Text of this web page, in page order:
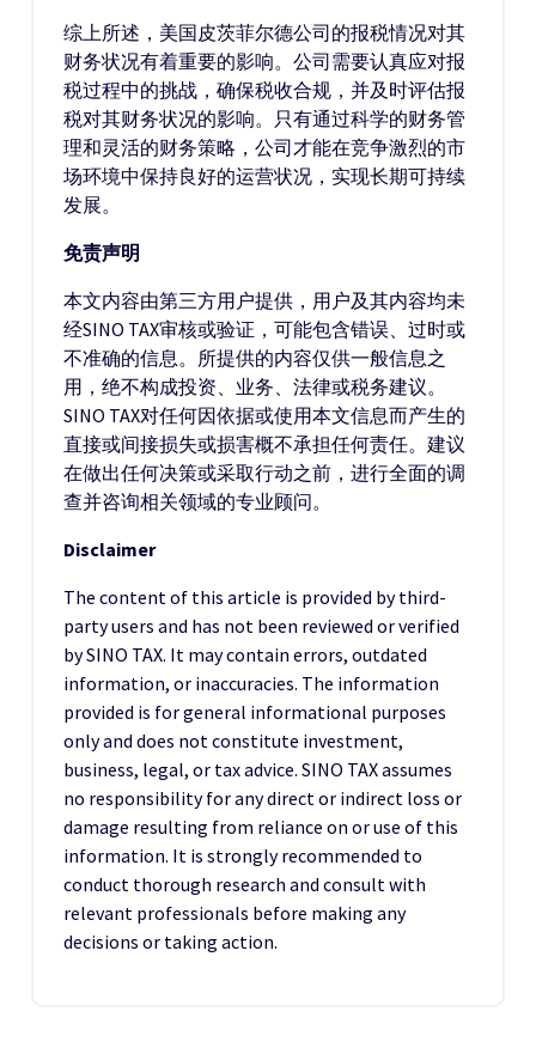
综上所述，美国皮茨菲尔德公司的报税情况对其
财务状况有着重要的影响。公司需要认真应对报
税过程中的挑战，确保税收合规，并及时评估报
税对其财务状况的影响。只有通过科学的财务管
理和灵活的财务策略，公司才能在竞争激烈的市
场环境中保持良好的运营状况，实现长期可持续
发展。
免责声明
本文内容由第三方用户提供，用户及其内容均未
经SINO TAX审核或验证，可能包含错误、过时或
不准确的信息。所提供的内容仅供一般信息之
用，绝不构成投资、业务、法律或税务建议。
SINO TAX对任何因依据或使用本文信息而产生的
直接或间接损失或损害概不承担任何责任。建议
在做出任何决策或采取行动之前，进行全面的调
查并咨询相关领域的专业顾问。
Disclaimer
The content of this article is provided by third-
party users and has not been reviewed or verified
by SINO TAX. It may contain errors, outdated
information, or inaccuracies. The information
provided is for general informational purposes
only and does not constitute investment,
business, legal, or tax advice. SINO TAX assumes
no responsibility for any direct or indirect loss or
damage resulting from reliance on or use of this
information. It is strongly recommended to
conduct thorough research and consult with
relevant professionals before making any
decisions or taking action.